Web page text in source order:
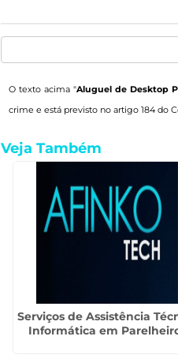
O texto acima "Aluguel de Desktop
crime e está previsto no artigo 184 do
Veja Também
Serviços de Assistência
Informática em